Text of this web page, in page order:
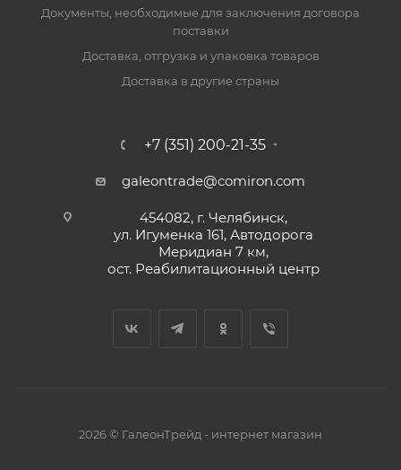
Документы, необходимые для заключения договора
поставки
Доставка, отгрузка и упаковка товаров
Доставка в другие страны
+7 (351) 200-21-35
galeontrade@comiron.com
454082, г. Челябинск,
ул. Игуменка 161, Автодорога
Меридиан 7 км,
ост. Реабилитационный центр
2026 © ГалеонТрейд - интернет магазин